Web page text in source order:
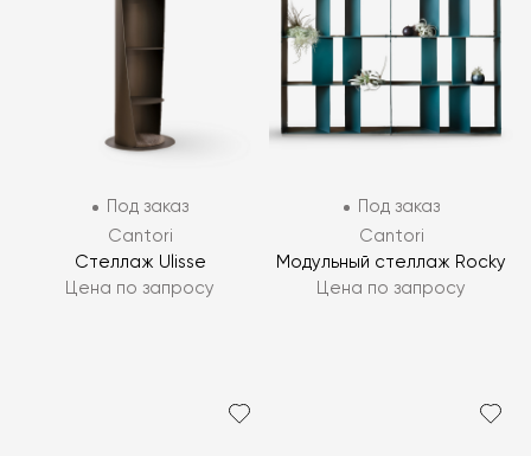
Под заказ
Cantori
Стеллаж Ulisse
Цена по запросу
Под заказ
Cantori
Модульный стеллаж Rocky
Цена по запросу